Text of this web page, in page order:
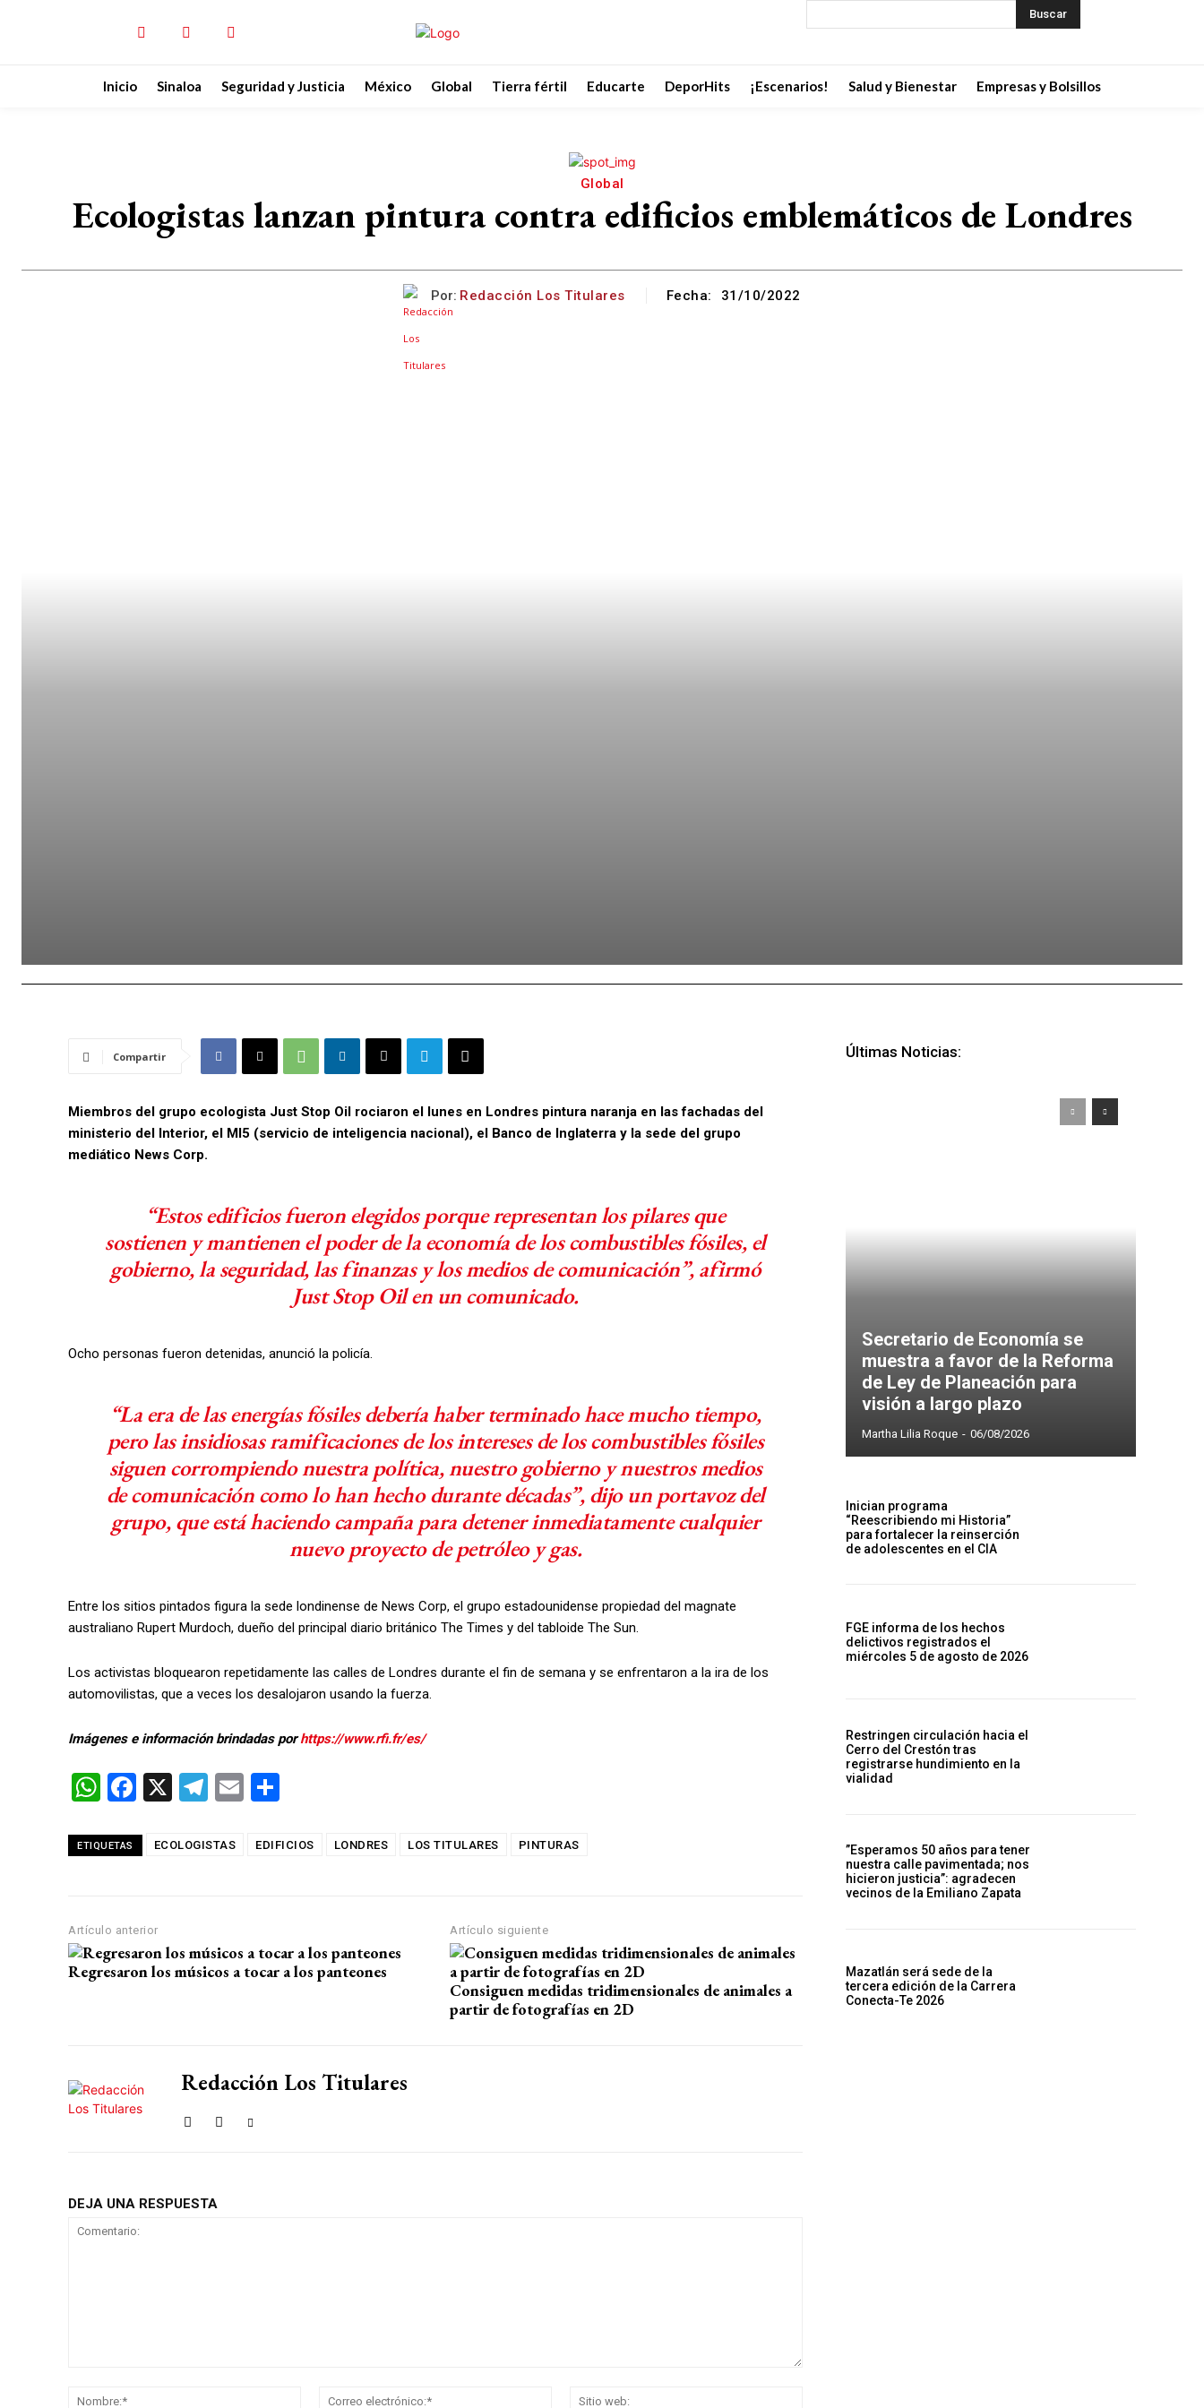
Buscar
Inicio Sinaloa Seguridad y Justicia México Global Tierra fértil Educarte DeporHits ¡Escenarios! Salud y Bienestar Empresas y Bolsillos
Global
Ecologistas lanzan pintura contra edificios emblemáticos de Londres
Por: Redacción Los Titulares Fecha: 31/10/2022
Compartir
Miembros del grupo ecologista Just Stop Oil rociaron el lunes en Londres pintura naranja en las fachadas del
ministerio del Interior, el MI5 (servicio de inteligencia nacional), el Banco de Inglaterra y la sede del grupo
mediático News Corp.
“Estos edificios fueron elegidos porque representan los pilares que
sostienen y mantienen el poder de la economía de los combustibles fósiles, el
gobierno, la seguridad, las finanzas y los medios de comunicación”, afirmó
Just Stop Oil en un comunicado.
Ocho personas fueron detenidas, anunció la policía.
“La era de las energías fósiles debería haber terminado hace mucho tiempo,
pero las insidiosas ramificaciones de los intereses de los combustibles fósiles
siguen corrompiendo nuestra política, nuestro gobierno y nuestros medios
de comunicación como lo han hecho durante décadas”, dijo un portavoz del
grupo, que está haciendo campaña para detener inmediatamente cualquier
nuevo proyecto de petróleo y gas.
Entre los sitios pintados figura la sede londinense de News Corp, el grupo estadounidense propiedad del magnate
australiano Rupert Murdoch, dueño del principal diario británico The Times y del tabloide The Sun.
Los activistas bloquearon repetidamente las calles de Londres durante el fin de semana y se enfrentaron a la ira de los
automovilistas, que a veces los desalojaron usando la fuerza.
Imágenes e información brindadas porhttps://www.rfi.fr/es/
W
at
p
p
F
ce
o
k
X
T
e
E
ail m
ETIQUETAS ECOLOGISTAS EDIFICIOS LONDRES LOS TITULARES PINTURAS
Artículo anterior
Regresaron los músicos a tocar a los panteones
Artículo siguiente
Con­si­guen me­di­das tri­di­men­sio­na­les de ani­ma­les a
par­tir de fo­to­gra­fías en 2D
Redacción Los Titulares
DEJA UNA RESPUESTA
Nombre:*
Correo
Últimas Noticias:
Secretario de Economía se
muestra a favor de la Reforma
de Ley de Planeación para
visión a largo plazo
Martha Lilia Roque - 06/08/2026
Inician programa
“Reescribiendo mi Historia”
para fortalecer la reinserción
de adolescentes en el CIA
FGE informa de los hechos
delictivos registrados el
miércoles 5 de agosto de 2026
Restringen circulación hacia el
Cerro del Crestón tras
registrarse hundimiento en la
vialidad
”Esperamos 50 años para tener
nuestra calle pavimentada; nos
hicieron justicia”: agradecen
vecinos de la Emiliano Zapata
Mazatlán será sede de la
tercera edición de la Carrera
Conecta-Te 2026